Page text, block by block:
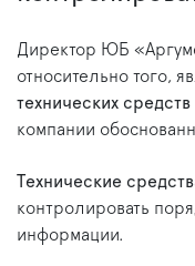
Директор ЮБ
относительно того,
технических средств
компании
Технические
контролировать
информации.